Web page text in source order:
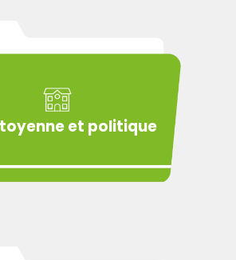
et politique